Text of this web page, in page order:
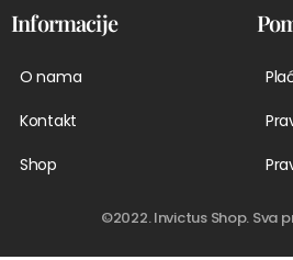
Informacije
O nama
Kontakt
Shop
©2022. Invictus Shop. Sva